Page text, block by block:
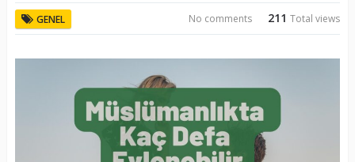
GENEL 211Total views
No comments